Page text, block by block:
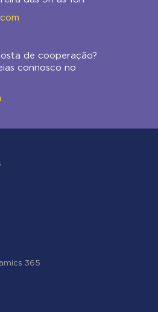
de cooperação?
connosco no
365